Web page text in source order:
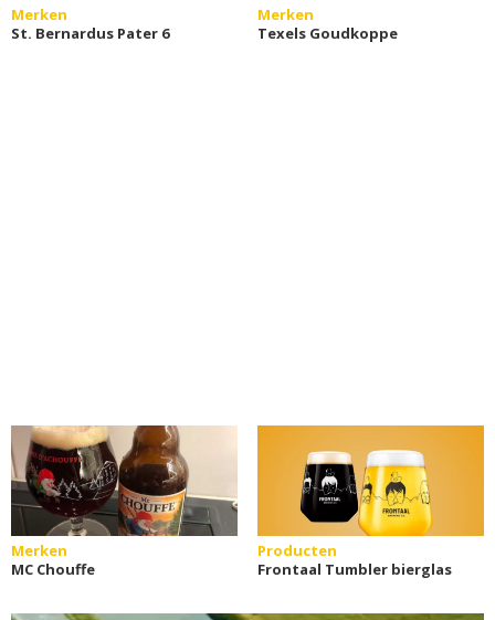
Merken
St. Bernardus Pater 6
Merken
Texels Goudkoppe
Merken
MC Chouffe
Producten
Frontaal Tumbler bierglas